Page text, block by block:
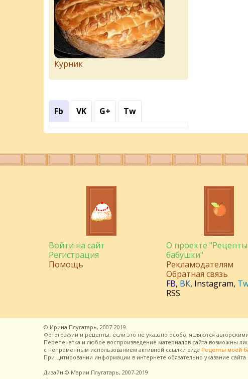
Курник
Fb VK G+ Tw
Войти на сайт
Регистрация
Помощь
О проекте
бабушки"
Рекламодателям
Обратная связь
FB, ВК, Instagram,
RSS
© Ирина Плугатарь, 2007-2019.
Фотографии и рецепты, если это не указано особо, являются
Перепечатка и любое воспроизведение материалов сайта возможны
с непременным использованием активной ссылки вида Рецепты моей
При цитировании информации в интернете обязательно указание сайта
Дизайн © Марии Плугатарь, 2007-2019